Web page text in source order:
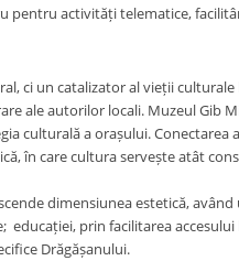
pentru activități telematice,
ci un catalizator al vieții culturale
ale autorilor locali. Muzeul Gib
culturală a orașului.
în care cultura servește atât
dimensiunea estetică,
prin facilitarea
Drăgășanului.